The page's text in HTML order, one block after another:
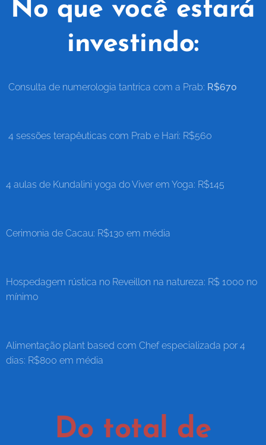
No que você estará
investindo:
Consulta de numerologia tantrica com a Prab: R$670
4 sessões terapêuticas com Prab e Hari: R$560
4 aulas de Kundalini yoga do Viver em Yoga: R$145
Cerimonia de Cacau: R$130 em média
Hospedagem rústica no Reveillon na natureza: R$ 1000 no
mínimo
Alimentação plant based com Chef especializada por 4
dias: R$800 em média
Do total de